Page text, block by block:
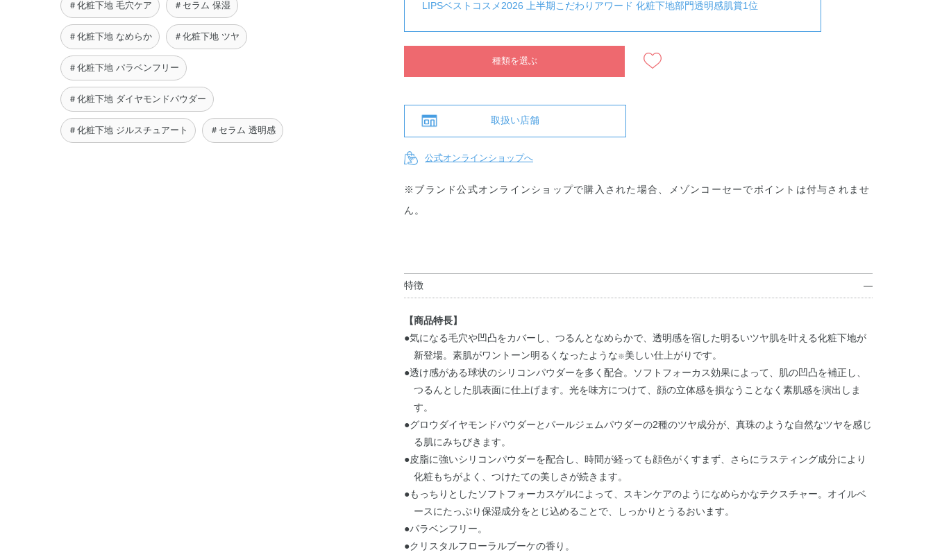
＃化粧下地 毛穴ケア ＃セラム 保湿
＃化粧下地 なめらか ＃化粧下地 ツヤ
＃化粧下地 パラベンフリー
＃化粧下地 ダイヤモンドパウダー
＃化粧下地 ジルスチュアート ＃セラム 透明感
LIPSベストコスメ2026 上半期こだわりアワード 化粧下地部門透明感肌賞1位
種類を選ぶ
取扱い店舗
公式オンラインショップへ
※ブランド公式オンラインショップで購入された場合、メゾンコーセーでポイントは付与されませ
ん。
特徴
【商品特長】
●気になる毛穴や凹凸をカバーし、つるんとなめらかで、透明感を宿した明るいツヤ肌を叶える化粧下地が
新登場。素肌がワントーン明るくなったような※美しい仕上がりです。
●透け感がある球状のシリコンパウダーを多く配合。ソフトフォーカス効果によって、肌の凹凸を補正し、
つるんとした肌表面に仕上げます。光を味方につけて、顔の立体感を損なうことなく素肌感を演出しま
す。
●グロウダイヤモンドパウダーとパールジェムパウダーの2種のツヤ成分が、真珠のような自然なツヤを感じ
る肌にみちびきます。
●皮脂に強いシリコンパウダーを配合し、時間が経っても顔色がくすまず、さらにラスティング成分により
化粧もちがよく、つけたての美しさが続きます。
●もっちりとしたソフトフォーカスゲルによって、スキンケアのようになめらかなテクスチャー。オイルベ
ースにたっぷり保湿成分をとじ込めることで、しっかりとうるおいます。
●パラベンフリー。
●クリスタルフローラルブーケの香り。